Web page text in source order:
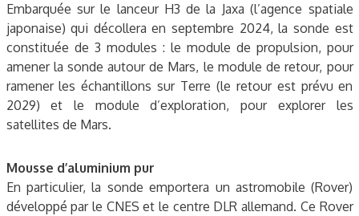
Embarquée sur le lanceur H3 de la Jaxa (l’agence spatiale
japonaise) qui décollera en septembre 2024, la sonde est
constituée de 3 modules : le module de propulsion, pour
amener la sonde autour de Mars, le module de retour, pour
ramener les échantillons sur Terre (le retour est prévu en
2029) et le module d’exploration, pour explorer les
satellites de Mars.
Mousse d’aluminium pur
En particulier, la sonde emportera un astromobile (Rover)
développé par le CNES et le centre DLR allemand. Ce Rover